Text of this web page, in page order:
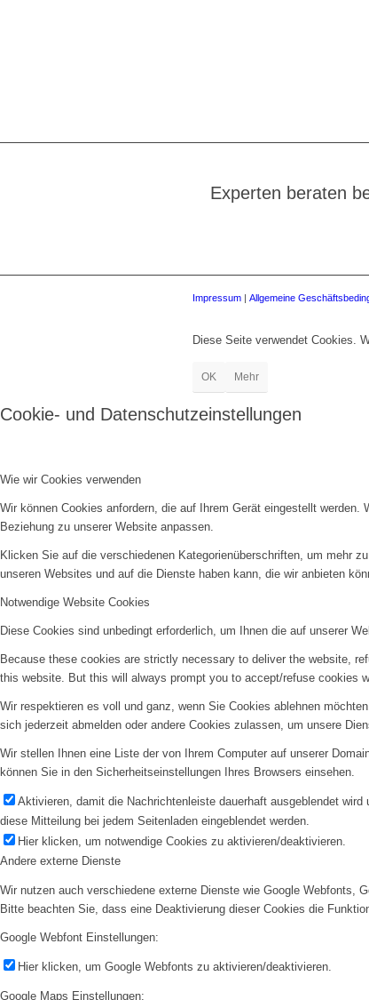
Experten beraten
Impressum | Allgemeine
Diese Seite verwendet Cookies.
OK Mehr
Cookie- und Datenschutzeinstellungen
Wie wir Cookies verwenden
Wir können Cookies anfordern, die auf Ihrem Gerät eingestellt
Beziehung zu unserer Website anpassen.
Klicken Sie auf die verschiedenen Kategorienüberschriften, um mehr
unseren Websites und auf die Dienste haben kann, die wir anbieten
Notwendige Website Cookies
Diese Cookies sind unbedingt erforderlich, um Ihnen die auf unserer
Because these cookies are strictly necessary to deliver the website,
this website. But this will always prompt you to accept/refuse cookies
Wir respektieren es voll und ganz, wenn Sie Cookies ablehnen
sich jederzeit abmelden oder andere Cookies zulassen, um unsere
Wir stellen Ihnen eine Liste der von Ihrem Computer auf unserer
können Sie in den Sicherheitseinstellungen Ihres Browsers einsehen.
Aktivieren, damit die Nachrichtenleiste dauerhaft ausgeblendet
diese Mitteilung bei jedem Seitenladen eingeblendet werden.
Hier klicken, um notwendige Cookies zu aktivieren/deaktivieren.
Andere externe Dienste
Wir nutzen auch verschiedene externe Dienste wie Google Webfonts,
Bitte beachten Sie, dass eine Deaktivierung dieser Cookies die
Google Webfont Einstellungen:
Hier klicken, um Google Webfonts zu aktivieren/deaktivieren.
Google Maps Einstellungen: